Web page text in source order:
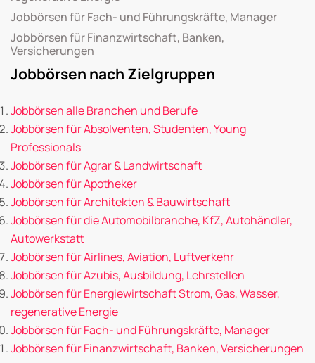
Jobbörsen für Fach- und Führungskräfte, Manager
Jobbörsen für Finanzwirtschaft, Banken,
Versicherungen
Jobbörsen nach Zielgruppen
Jobbörsen alle Branchen und Berufe
Jobbörsen für Absolventen, Studenten, Young
Professionals
Jobbörsen für Agrar & Landwirtschaft
Jobbörsen für Apotheker
Jobbörsen für Architekten & Bauwirtschaft
Jobbörsen für die Automobilbranche, KfZ, Autohändler,
Autowerkstatt
Jobbörsen für Airlines, Aviation, Luftverkehr
Jobbörsen für Azubis, Ausbildung, Lehrstellen
Jobbörsen für Energiewirtschaft Strom, Gas, Wasser,
regenerative Energie
Jobbörsen für Fach- und Führungskräfte, Manager
Jobbörsen für Finanzwirtschaft, Banken, Versicherungen